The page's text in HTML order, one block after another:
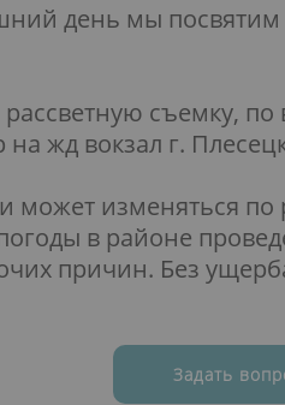
день мы
съемку,
жд вокзал г.
может изменяться
в районе
причин. Без
Задать